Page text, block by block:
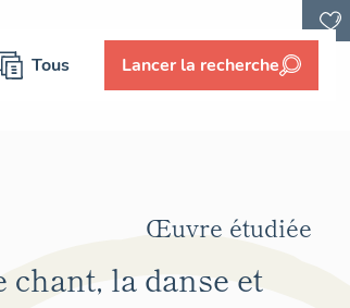
Tous Lancer la recherche
la danse et
Œuvre étudiée